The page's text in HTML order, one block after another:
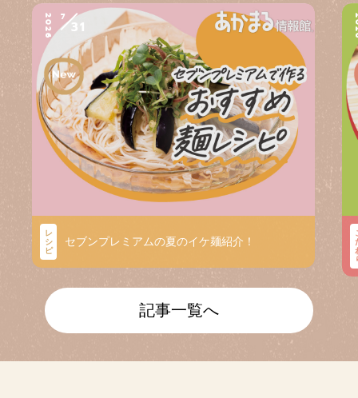
2026 7
31
レ
シ
ピ
セブンプレミアムの夏のイケ麺紹介！
記事一覧へ